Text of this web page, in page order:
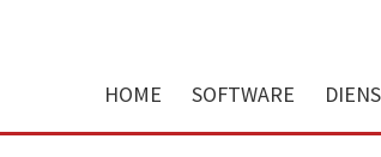
HOME SOFTWARE